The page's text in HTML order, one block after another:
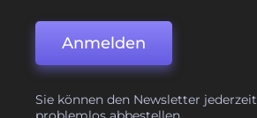
Anmelden
Sie können den Newsletter jederzeit